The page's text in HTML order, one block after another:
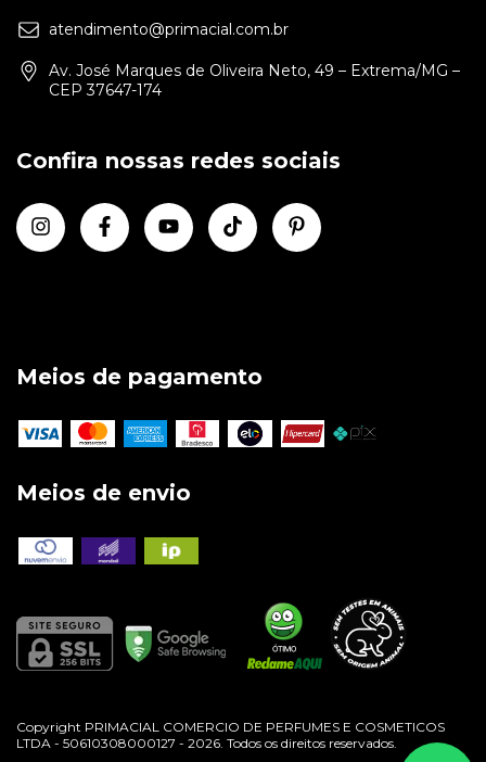
atendimento@primacial.com.br
Av. José Marques de Oliveira Neto, 49 – Extrema/MG –
CEP 37647-174
Confira nossas redes sociais
Meios de pagamento
Meios de envio
Copyright PRIMACIAL COMERCIO DE PERFUMES E COSMETICOS
LTDA - 50610308000127 - 2026. Todos os direitos reservados.